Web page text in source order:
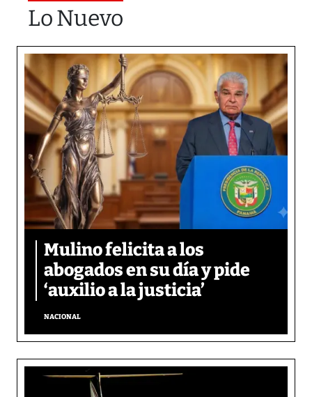
Lo Nuevo
Mulino felicita a los
abogados en su día y pide
‘auxilio a la justicia’
NACIONAL